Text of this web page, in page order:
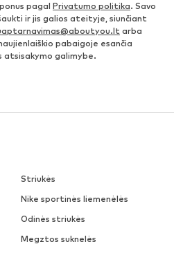
pagal Privatumo politika. Savo
ir jis galios ateityje, siunčiant
arba
pabaigoje esančia
atsisakymo galimybe.
Striukės
Nike sportinės liemenėlės
Odinės striukės
Megztos suknelės